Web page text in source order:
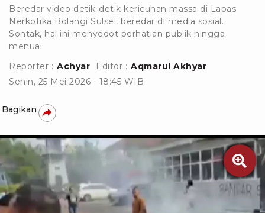
Beredar video detik-detik kericuhan massa di Lapas
Nerkotika Bolangi Sulsel, beredar di media sosial.
Sontak, hal ini menyedot perhatian publik hingga
menuai
Reporter : Achyar Editor : Aqmarul Akhyar
Senin, 25 Mei 2026 - 18:45 WIB
Bagikan
